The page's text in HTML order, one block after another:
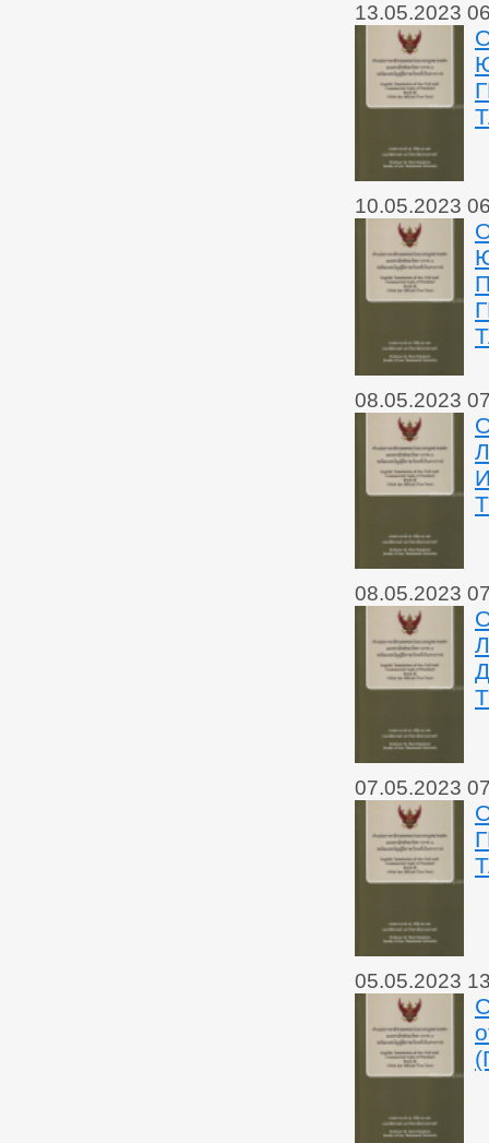
13.05.2023
10.05.2023
08.05.2023
08.05.2023
07.05.2023
05.05.2023